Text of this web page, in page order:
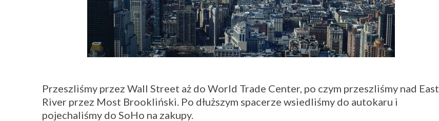
Przeszliśmy przez Wall Street aż do World Trade Center, po czym przeszliśmy nad East
River przez Most Brookliński. Po dłuższym spacerze wsiedliśmy do autokaru i
pojechaliśmy do SoHo na zakupy.